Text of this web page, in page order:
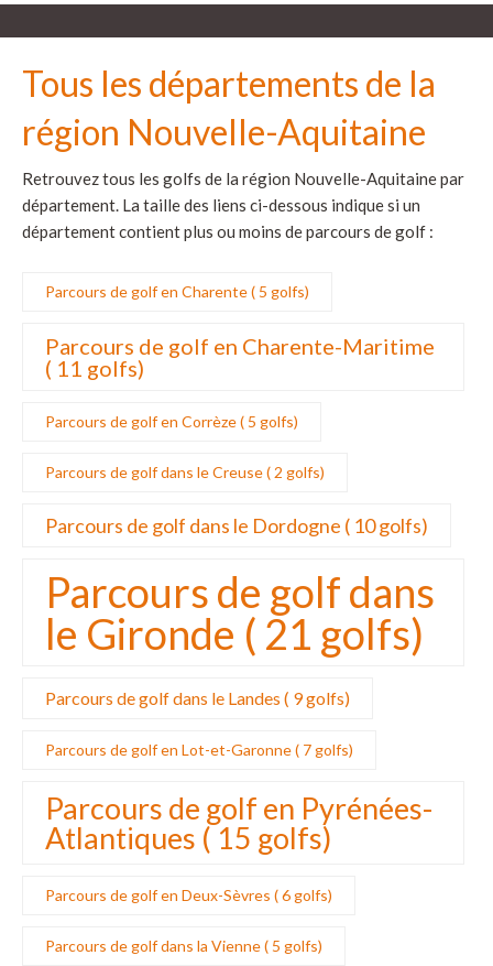
Tous les départements de la
région Nouvelle-Aquitaine
Retrouvez tous les golfs de la région Nouvelle-Aquitaine par
département. La taille des liens ci-dessous indique si un
département contient plus ou moins de parcours de golf :
Parcours de golf en Charente ( 5 golfs)
Parcours de golf en Charente-Maritime
( 11 golfs)
Parcours de golf en Corrèze ( 5 golfs)
Parcours de golf dans le Creuse ( 2 golfs)
Parcours de golf dans le Dordogne ( 10 golfs)
Parcours de golf dans
le Gironde ( 21 golfs)
Parcours de golf dans le Landes ( 9 golfs)
Parcours de golf en Lot-et-Garonne ( 7 golfs)
Parcours de golf en Pyrénées-
Atlantiques ( 15 golfs)
Parcours de golf en Deux-Sèvres ( 6 golfs)
Parcours de golf dans la Vienne ( 5 golfs)